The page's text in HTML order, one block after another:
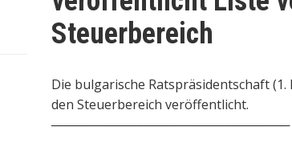
Steuerbereich
Die bulgarische Ratspräsidentschaft
den Steuerbereich veröffentlicht.
───────────────────────────